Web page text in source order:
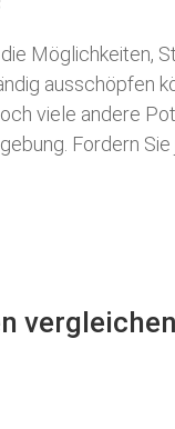
Möglichkeiten,
ausschöpfen
viele andere
Fordern